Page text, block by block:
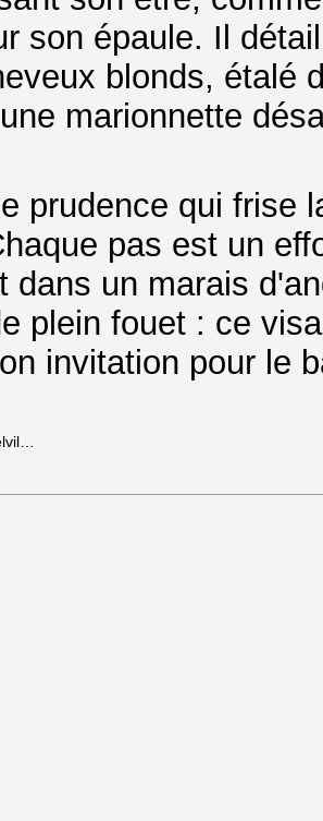
son épaule. Il
blonds, étalé
marionnette
prudence qui frise
pas est un
dans un marais
plein fouet : ce
invitation pour le